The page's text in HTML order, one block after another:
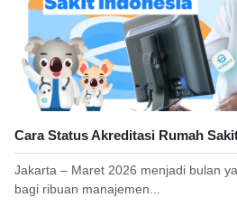
Cara Status Akreditasi Rumah
Jakarta – Maret 2026 menjadi bulan
bagi ribuan manajemen...